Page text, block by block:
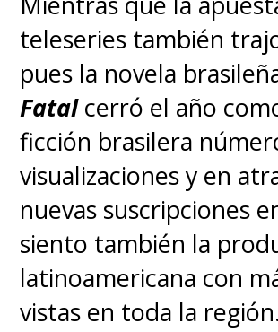
espectadores también
cuando entre en
teleseries también
pues la novela
Fatal cerró el año
ficción brasilera
visualizaciones y en
nuevas suscripciones
siento también la
latinoamericana con
vistas en toda la región.